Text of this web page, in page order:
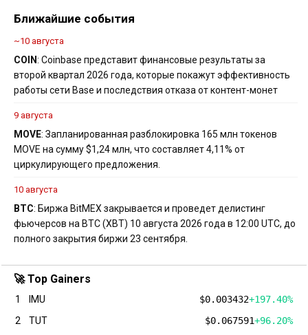
Ближайшие события
~10 августа
COIN: Coinbase представит финансовые результаты за
второй квартал 2026 года, которые покажут эффективность
работы сети Base и последствия отказа от контент-монет
9 августа
MOVE: Запланированная разблокировка 165 млн токенов
MOVE на сумму $1,24 млн, что составляет 4,11% от
циркулирующего предложения.
10 августа
BTC: Биржа BitMEX закрывается и проведет делистинг
фьючерсов на BTC (XBT) 10 августа 2026 года в 12:00 UTC, до
полного закрытия биржи 23 сентября.
🚀 Top Gainers
1 IMU $0.003432+197.40%
2
TUT $0.067591+96.20%